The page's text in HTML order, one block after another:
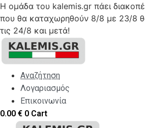
Η ομάδα του kalemis.gr πάει
που θα καταχωρηθούν 8/8 με 23/8
τις 24/8 και μετά!
Skip
content
Αναζήτηση
Λογαριασμός
Επικοινωνία
0.00 € 0 Cart